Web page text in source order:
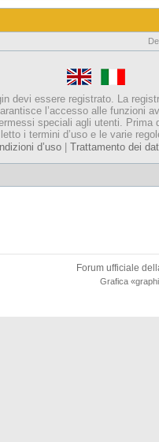
devi essere registrato. La
l’accesso alle funzioni
speciali agli utenti. Prima
i termini d’uso e le varie
d’uso
Trattamento dei
Forum ufficiale
Grafica